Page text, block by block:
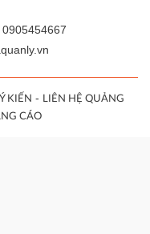
KIẾN - LIÊN HỆ QUẢNG
CÁO